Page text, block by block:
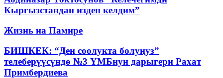
Кыргызстандан издеп келдим”
Жизнь на Памире
БИШКЕК: “Ден соолукта болуңуз”
телеберүүсүндө №3 ҮМБнун дарыгери Рахат
Примбердиева